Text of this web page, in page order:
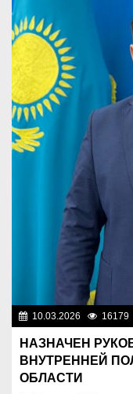
10.03.2026 16179
НАЗНАЧЕН
ВНУТРЕННЕЙ
ОБЛАСТИ